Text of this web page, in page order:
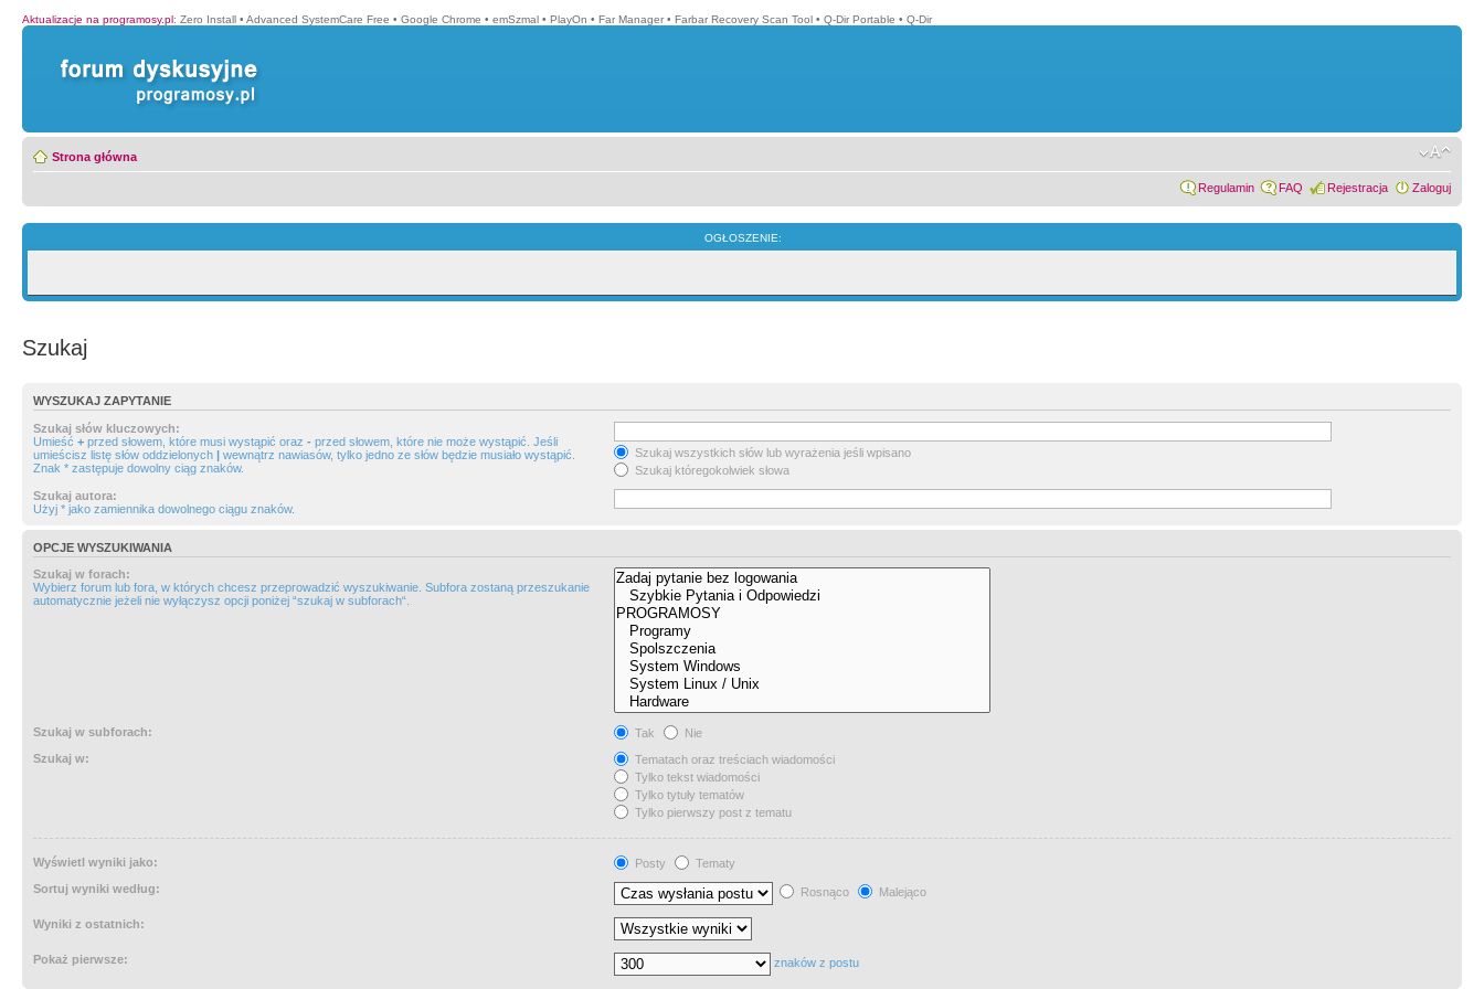
Aktualizacje na programosy.pl: Zero Install • Advanced SystemCare Free • Google Chrome • emSzmal • PlayOn • Far Manager • Farbar Recovery Scan Tool • Q-Dir Portable • Q-Dir
Strona główna
Regulamin FAQ Rejestracja Zaloguj
OGŁOSZENIE:
Szukaj
WYSZUKAJ ZAPYTANIE
Szukaj słów kluczowych:
Umieść + przed słowem, które musi wystąpić oraz - przed słowem, które nie może wystąpić. Jeśli
umieścisz listę słów oddzielonych | wewnątrz nawiasów, tylko jedno ze słów będzie musiało wystąpić.
Znak * zastępuje dowolny ciąg znaków.
Szukaj wszystkich słów lub wyrażenia jeśli wpisano
Szukaj któregokolwiek słowa
Szukaj autora:
Użyj * jako zamiennika dowolnego ciągu znaków.
OPCJE WYSZUKIWANIA
Szukaj w forach:
Wybierz forum lub fora, w których chcesz przeprowadzić wyszukiwanie. Subfora zostaną przeszukanie
automatycznie jeżeli nie wyłączysz opcji poniżej “szukaj w subforach“.
Szukaj w subforach: Tak
Nie
Szukaj w:
Tematach oraz treściach wiadomości
Tylko tekst wiadomości
Tylko tytuły tematów
Tylko pierwszy post z tematu
Wyświetl wyniki jako: Posty
Tematy
Sortuj wyniki według:
Rosnąco Malejąco
Wyniki z ostatnich:
Pokaż pierwsze: znaków z postu